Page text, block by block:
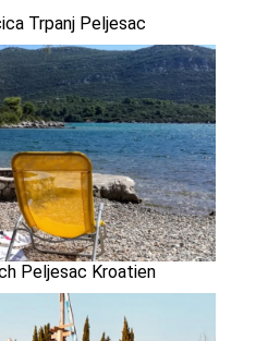
Trpanj Peljesac
Peljesac Kroatien